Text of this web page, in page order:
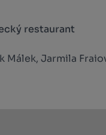
restaurant
Málek, Jarmila